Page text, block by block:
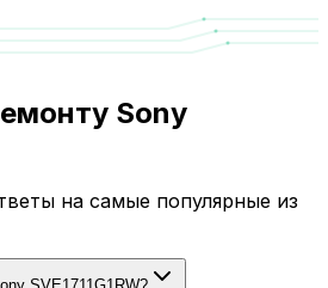
Sony
на самые популярные из